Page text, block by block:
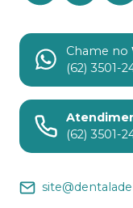
Chame no
(62) 3501-
(62) 3501-